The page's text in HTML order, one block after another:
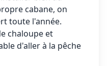
cabane, on
toute l'année.
chaloupe et
d'aller à la pêche